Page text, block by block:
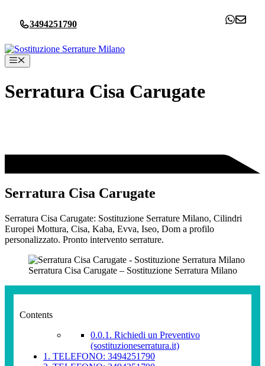
contenuto
3494251790
Menu
Serratura Cisa Carugate
Serratura Cisa Carugate
Serratura Cisa Carugate: Sostituzione Serrature Milano, Cilindri
Europei Mottura, Cisa, Kaba, Evva, Iseo, Dom a profilo
personalizzato. Pronto intervento serrature.
Serratura Cisa Carugate – Sostituzione Serratura Milano
Contents
0.0.1. Richiedi un Preventivo
(sostituzioneserratura.it)
1. TELEFONO: 3494251790